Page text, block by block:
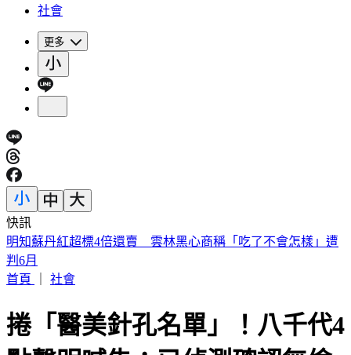
社會
更多
快訊
《夏日活動》航海王首度降臨花蓮鯉魚潭FUN暑假活動
首頁
捲「醫美針孔名單」！八千代4
點聲明喊告：已偵測確認無偷